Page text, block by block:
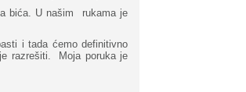
bića. U našim rukama je
i tada ćemo definitivno
razrešiti. Moja poruka je